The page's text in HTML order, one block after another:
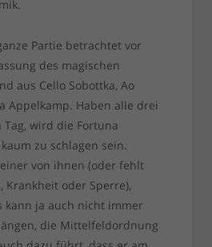
Partie betrachtet vor
des magischen
aus Cello Sobottka, Ao
Appelkamp. Haben alle drei
wird die Fortuna
zu schlagen sein.
von ihnen (oder fehlt
Krankheit oder Sperre),
kann ja auch nicht immer
die Mittelfeldordnung